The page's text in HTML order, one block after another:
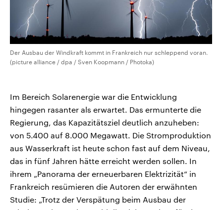
Der Ausbau der Windkraft kommt in Frankreich nur schleppend voran.
(picture alliance / dpa / Sven Koopmann / Photoka)
Im Bereich Solarenergie war die Entwicklung
hingegen rasanter als erwartet. Das ermunterte die
Regierung, das Kapazitätsziel deutlich anzuheben:
von 5.400 auf 8.000 Megawatt. Die Stromproduktion
aus Wasserkraft ist heute schon fast auf dem Niveau,
das in fünf Jahren hätte erreicht werden sollen. In
ihrem „Panorama der erneuerbaren Elektrizität“ in
Frankreich resümieren die Autoren der erwähnten
Studie: „Trotz der Verspätung beim Ausbau der